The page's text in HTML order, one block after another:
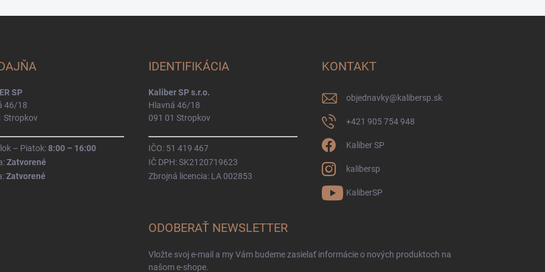
SP
46/18
Stropkov
– Piatok:8:00 – 16:00
Zatvorené
Zatvorené
IDENTIFIKÁCIA
Kaliber SP s.r.o.
Hlavná 46/18
091 01 Stropkov
IČO: 51 419 467
IČ DPH: SK2120719623
Zbrojná licencia: LA 002853
KONTAKT
objednavky@kalibersp.sk
+421 905 754 948
Kaliber SP
kalibersp
KaliberSP
ODOBERAŤ NEWSLETTER
Vložte svoj e-mail a my Vám budeme zasielať informácie o nových produktoch na
našom e-shope.